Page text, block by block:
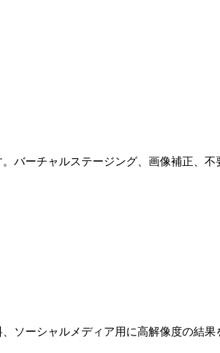
バーチャルステージング、画像補正、
ソーシャルメディア用に高解像度の結